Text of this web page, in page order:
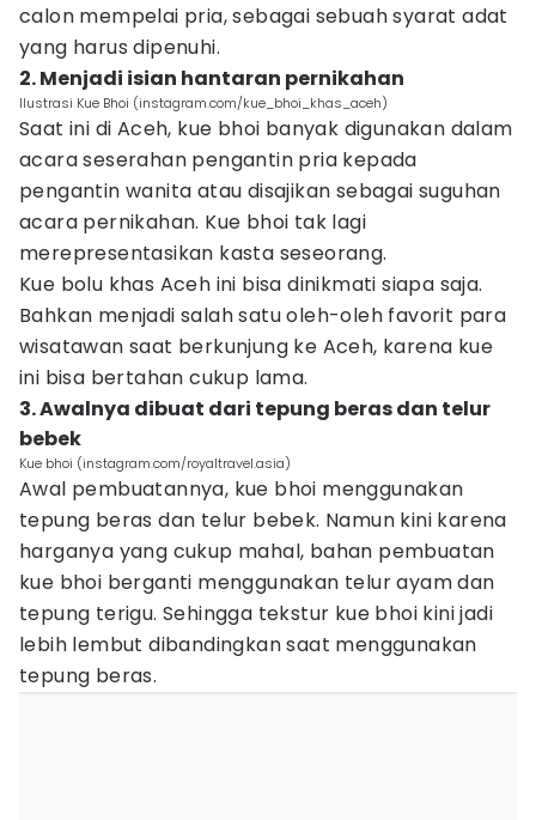
calon mempelai pria, sebagai sebuah syarat adat
yang harus dipenuhi.
2. Menjadi isian hantaran pernikahan
Ilustrasi Kue Bhoi (instagram.com/kue_bhoi_khas_aceh)
Saat ini di Aceh, kue bhoi banyak digunakan dalam
acara seserahan pengantin pria kepada
pengantin wanita atau disajikan sebagai suguhan
acara pernikahan. Kue bhoi tak lagi
merepresentasikan kasta seseorang.
Kue bolu khas Aceh ini bisa dinikmati siapa saja.
Bahkan menjadi salah satu oleh-oleh favorit para
wisatawan saat berkunjung ke Aceh, karena kue
ini bisa bertahan cukup lama.
3. Awalnya dibuat dari tepung beras dan telur
bebek
Kue bhoi (instagram.com/royaltravel.asia)
Awal pembuatannya, kue bhoi menggunakan
tepung beras dan telur bebek. Namun kini karena
harganya yang cukup mahal, bahan pembuatan
kue bhoi berganti menggunakan telur ayam dan
tepung terigu. Sehingga tekstur kue bhoi kini jadi
lebih lembut dibandingkan saat menggunakan
tepung beras.